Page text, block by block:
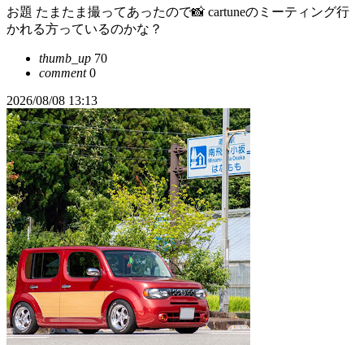
お題 たまたま撮ってあったので📸 cartuneのミーティング行
かれる方っているのかな？
thumb_up 70
comment0
2026/08/08 13:13